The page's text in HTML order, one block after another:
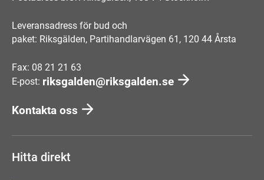
Leveransadress för bud och
paket: Riksgälden, Partihandlarvägen 61, 120 44 Årsta
Fax: 08 21 21 63
E-post: riksgalden@riksgalden.se
Kontakta oss
Hitta direkt